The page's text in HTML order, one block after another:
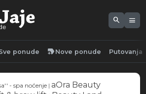
search menu
ponude new_label Nove ponude Putovanja
- spa noćenje | aOra Beauty